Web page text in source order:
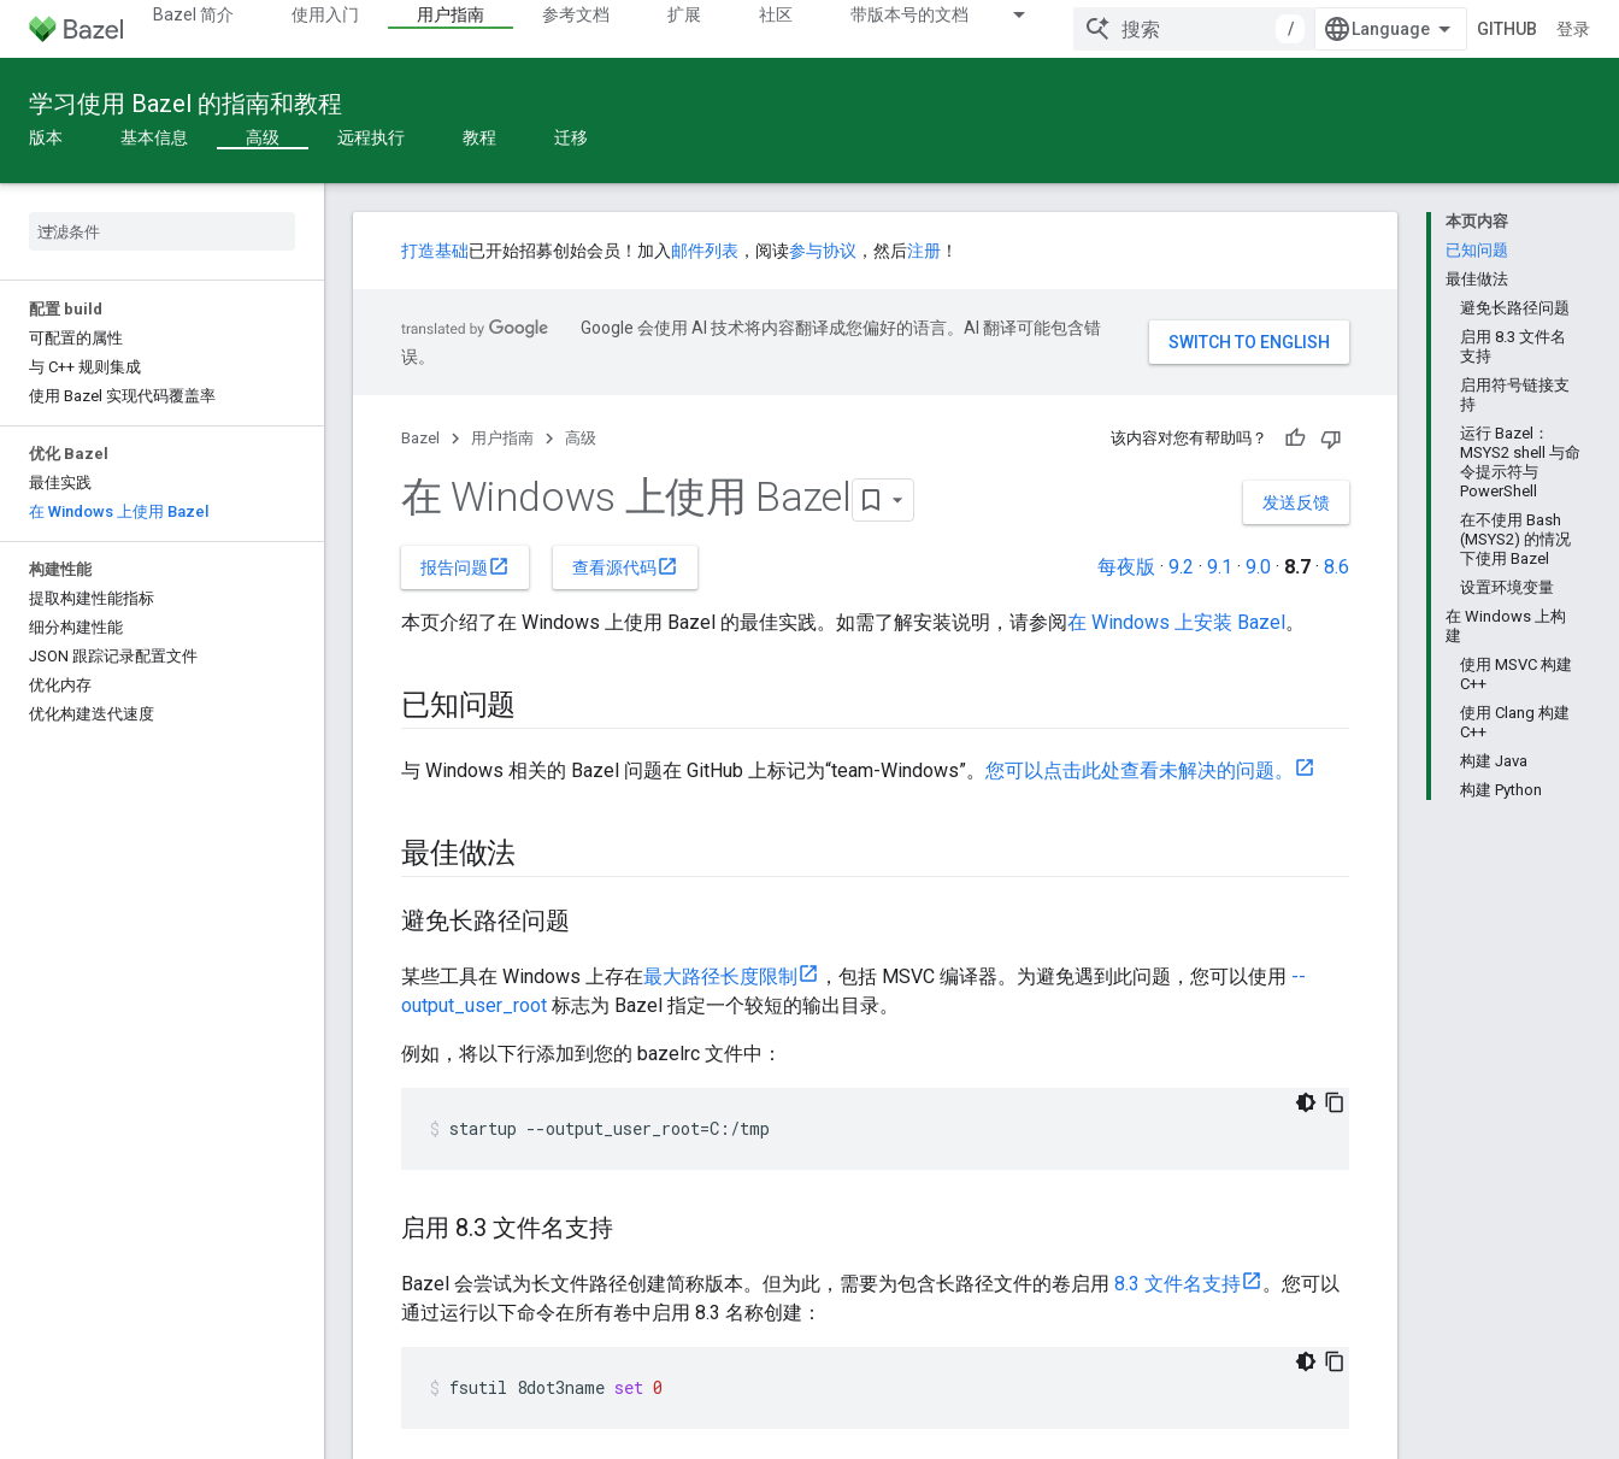
Bazel 简介 使用入门 用户指南 参考文档 扩展 社区 带版本号的文档
/ GITHUB 登录
学习使用 Bazel 的指南和教程
版本 基本信息 高级 远程执行 教程 迁移
配置 build
可配置的属性
与 C++ 规则集成
使用 Bazel 实现代码覆盖率
优化 Bazel
最佳实践
在 Windows 上使用 Bazel
构建性能
提取构建性能指标
细分构建性能
JSON 跟踪记录配置文件
优化内存
优化构建迭代速度
本页内容
已知问题
最佳做法
避免长路径问题
启用 8.3 文件名
支持
启用符号链接支
持
运行 Bazel：
MSYS2 shell 与命
令提示符与
PowerShell
在不使用 Bash
(MSYS2) 的情况
下使用 Bazel
设置环境变量
在 Windows 上构
建
使用 MSVC 构建
C++
使用 Clang 构建
C++
构建 Java
构建 Python
打造基础已开始招募创始会员！加入 邮件列表 ，阅读参与协议 ，然后注册 ！
Google 会使用 AI 技术将内容翻译成您偏好的语言。AI 翻译可能包含错
误。
Bazel 用户指南 高级 该内容对您有帮助吗？
发送反馈
在 Windows 上使用 Bazel
报告问题 open_in_new 查看源代码open_in_new 每夜版 · 9.2 · 9.1 · 9.0 · 8.7 · 8.6
本页介绍了在 Windows 上使用 Bazel 的最佳实践。如需了解安装说明，请参阅在 Windows 上安装 Bazel。
已知问题
与 Windows 相关的 Bazel 问题在 GitHub 上标记为“team-Windows”。 您可以点击此处查看未解决的问题。
最佳做法
避免长路径问题
某些工具在 Windows 上存在最大路径长度限制 ，包括 MSVC 编译器。为避免遇到此问题，您可以使用 --
output_user_root 标志为 Bazel 指定一个较短的输出目录。
例如，将以下行添加到您的 bazelrc 文件中：
startup --output_user_root=C:/tmp
启用 8.3 文件名支持
Bazel 会尝试为长文件路径创建简称版本。但为此，需要为包含长路径文件的卷启用 8.3 文件名支持
。您可以
通过运行以下命令在所有卷中启用 8.3 名称创建：
fsutil 8dot3name set 0